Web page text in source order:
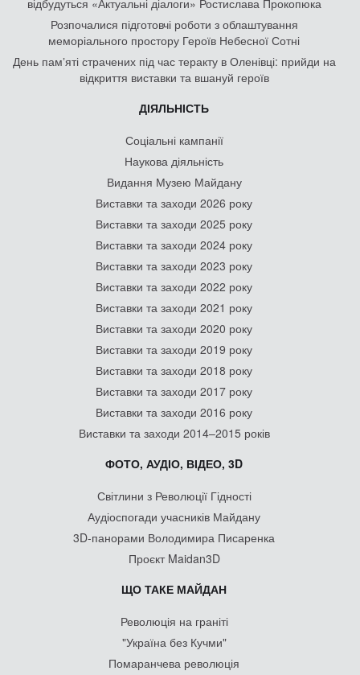
відбудуться «Актуальні діалоги» Ростислава Прокопюка
Розпочалися підготовчі роботи з облаштування
меморіального простору Героїв Небесної Сотні
День памʼяті страчених під час теракту в Оленівці: прийди на
відкриття виставки та вшануй героїв
ДІЯЛЬНІСТЬ
Соціальні кампанії
Наукова діяльність
Видання Музею Майдану
Виставки та заходи 2026 року
Виставки та заходи 2025 року
Виставки та заходи 2024 року
Виставки та заходи 2023 року
Виставки та заходи 2022 року
Виставки та заходи 2021 року
Виставки та заходи 2020 року
Виставки та заходи 2019 року
Виставки та заходи 2018 року
Виставки та заходи 2017 року
Виставки та заходи 2016 року
Виставки та заходи 2014–2015 років
ФОТО, АУДІО, ВІДЕО, 3D
Світлини з Революції Гідності
Аудіоспогади учасників Майдану
3D-панорами Володимира Писаренка
Проєкт Maidan3D
ЩО ТАКЕ МАЙДАН
Революція на граніті
"Україна без Кучми"
Помаранчева революція